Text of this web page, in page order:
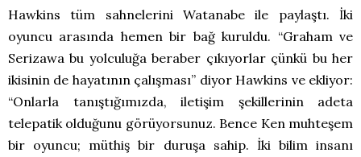
Hawkins tüm sahnelerini Watanabe ile paylaştı. İki
oyuncu arasında hemen bir bağ kuruldu. “Graham ve
Serizawa bu yolculuğa beraber çıkıyorlar çünkü bu her
ikisinin de hayatının çalışması” diyor Hawkins ve ekliyor:
“Onlarla tanıştığımızda, iletişim şekillerinin adeta
telepatik olduğunu görüyorsunuz. Bence Ken muhteşem
bir oyuncu; müthiş bir duruşa sahip. İki bilim insanı